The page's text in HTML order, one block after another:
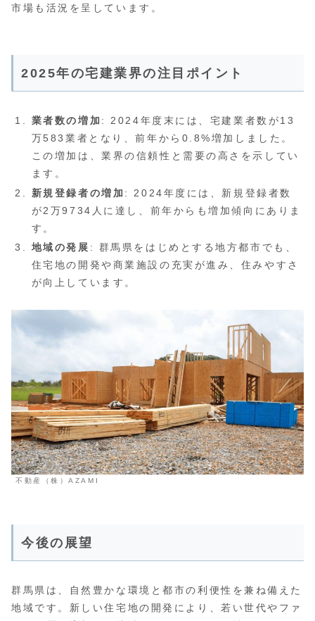
市場も活況を呈しています。
2025年の宅建業界の注目ポイント
業者数の増加 : 2024年度末には、宅建業者数が13
万583業者となり、前年から0.8%増加しました。
この増加は、業界の信頼性と需要の高さを示してい
ます。
新規登録者の増加 : 2024年度には、新規登録者数
が2万9734人に達し、前年からも増加傾向にありま
す。
地域の発展 : 群馬県をはじめとする地方都市でも、
住宅地の開発や商業施設の充実が進み、住みやすさ
が向上しています。
不動産（株）AZAMI
今後の展望
群馬県は、自然豊かな環境と都市の利便性を兼ね備えた
地域です。新しい住宅地の開発により、若い世代やファ